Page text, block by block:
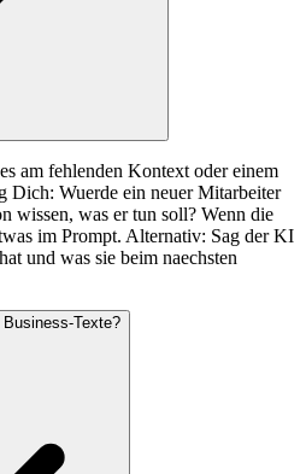
am fehlenden Kontext oder einem
Dich: Wuerde ein neuer Mitarbeiter
wissen, was er tun soll? Wenn die
im Prompt. Alternativ: Sag der KI
und was sie beim naechsten
Texte?